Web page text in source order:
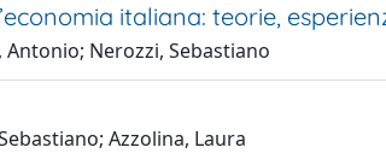
italiana: teorie,
Nerozzi, Sebastiano
Azzolina, Laura